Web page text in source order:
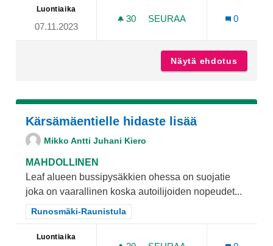
Luontiaika
07.11.2023
30 30 SEURAAJAA
SEURAA
0
Näytä ehdotus
Kärsämäentielle hidaste lisää
Mikko Antti Juhani Kiero
MAHDOLLINEN
Leaf alueen bussipysäkkien ohessa on suojatie
joka on vaarallinen koska autoilijoiden nopeudet...
Rajaa tulokset teeman mukaan: Runosmäki-Raunistula
Runosmäki-Raunistula
Luontiaika